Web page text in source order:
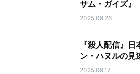
サム・ガイズ』
2025.09.26
『殺人配信』
ン・ハヌルの見
2025.09.17